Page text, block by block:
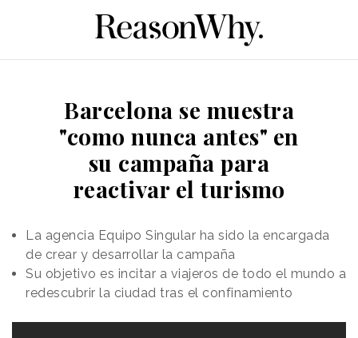
Barcelona se muestra
"como nunca antes" en
su campaña para
reactivar el turismo
La agencia Equipo Singular ha sido la encargada
de crear y desarrollar la campaña
Su objetivo es incitar a viajeros de todo el mundo a
redescubrir la ciudad tras el confinamiento